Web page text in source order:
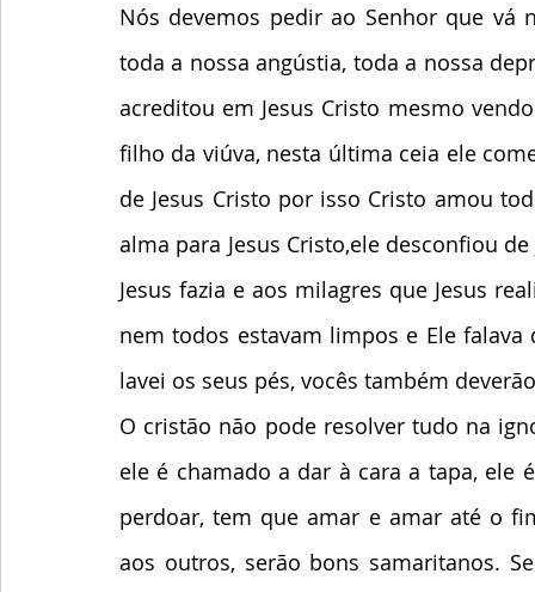
Nós devemos pedir ao Senhor que vá
toda a nossa angústia, toda a nossa
acreditou em Jesus Cristo mesmo
filho da viúva, nesta última ceia ele
de Jesus Cristo por isso Cristo amou
alma para Jesus Cristo,ele desconfiou
Jesus fazia e aos milagres que Jesus
nem todos estavam limpos e Ele falava
lavei os seus pés, vocês também
O cristão não pode resolver tudo na
ele é chamado a dar à cara a tapa, ele
perdoar, tem que amar e amar até o
aos outros, serão bons samaritanos.